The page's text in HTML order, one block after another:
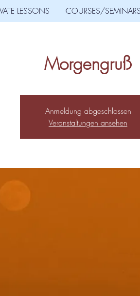
LESSONS COURSES/SEMINARS
Morgengruß
Anmeldung abgeschlossen
Veranstaltungen ansehen